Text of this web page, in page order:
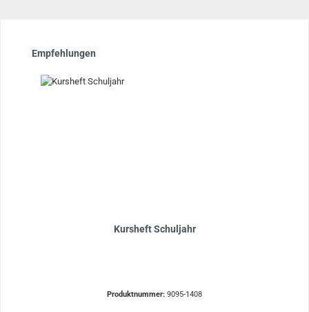
Produktgalerie überspringen
Empfehlungen
Kursheft Schuljahr
Produktnummer: 9095-1408